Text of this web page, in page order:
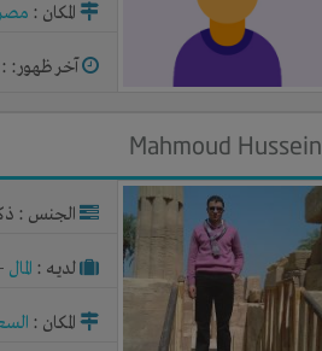
المكان :
آخر ظهور: :
Mahmoud Hussein
الجنس :
لديـه : المال -
المكان :